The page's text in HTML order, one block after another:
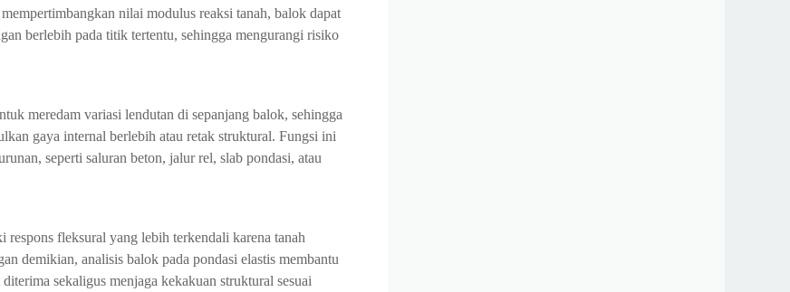
nilai modulus reaksi tanah, balok dapat
berlebih pada titik tertentu, sehingga mengurangi risiko
meredam variasi lendutan di sepanjang balok, sehingga
gaya internal berlebih atau retak struktural. Fungsi ini
seperti saluran beton, jalur rel, slab pondasi, atau
fleksural yang lebih terkendali karena tanah
demikian, analisis balok pada pondasi elastis membantu
sekaligus menjaga kekakuan struktural sesuai